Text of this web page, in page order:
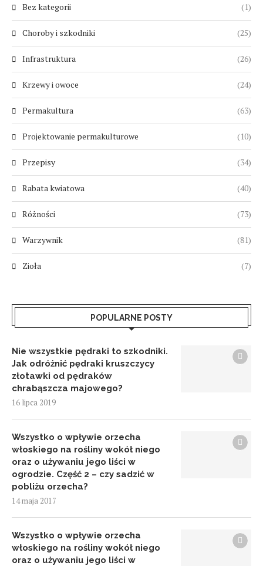
Bez kategorii (1)
Choroby i szkodniki (25)
Infrastruktura (26)
Krzewy i owoce (24)
Permakultura (63)
Projektowanie permakulturowe (10)
Przepisy (34)
Rabata kwiatowa (40)
Różności (73)
Warzywnik (81)
Zioła (7)
POPULARNE POSTY
Nie wszystkie pędraki to szkodniki.
Jak odróżnić pędraki kruszczycy
złotawki od pędraków
chrabąszcza majowego?
16 lipca 2019
Wszystko o wpływie orzecha
włoskiego na rośliny wokół niego
oraz o używaniu jego liści w
ogrodzie. Część 2 – czy sadzić w
pobliżu orzecha?
14 maja 2017
Wszystko o wpływie orzecha
włoskiego na rośliny wokół niego
oraz o używaniu jego liści w